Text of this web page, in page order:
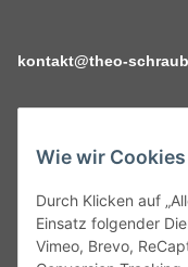
Wie wir
Durch Klicken auf
Einsatz folgender
Vimeo, Brevo,
kontakt@theo-
Service